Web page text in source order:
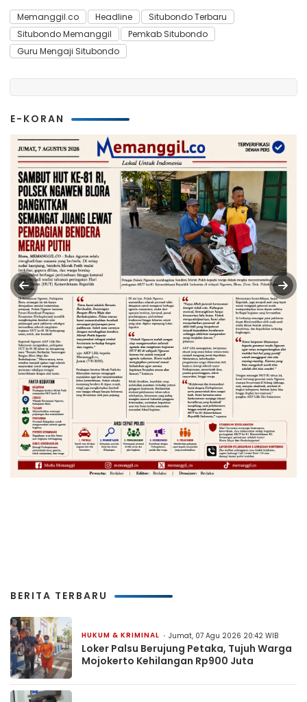
Memanggil.co Headline
Situbondo Terbaru
Situbondo Memanggil
Pemkab Situbondo
Guru Mengaji Situbondo
E-KORAN
BERITA TERBARU
HUKUM & KRIMINAL Jumat, 07 Agu 2026 20:42 WIB
Loker Palsu Berujung Petaka, Tujuh Warga
Mojokerto Kehilangan Rp900 Juta